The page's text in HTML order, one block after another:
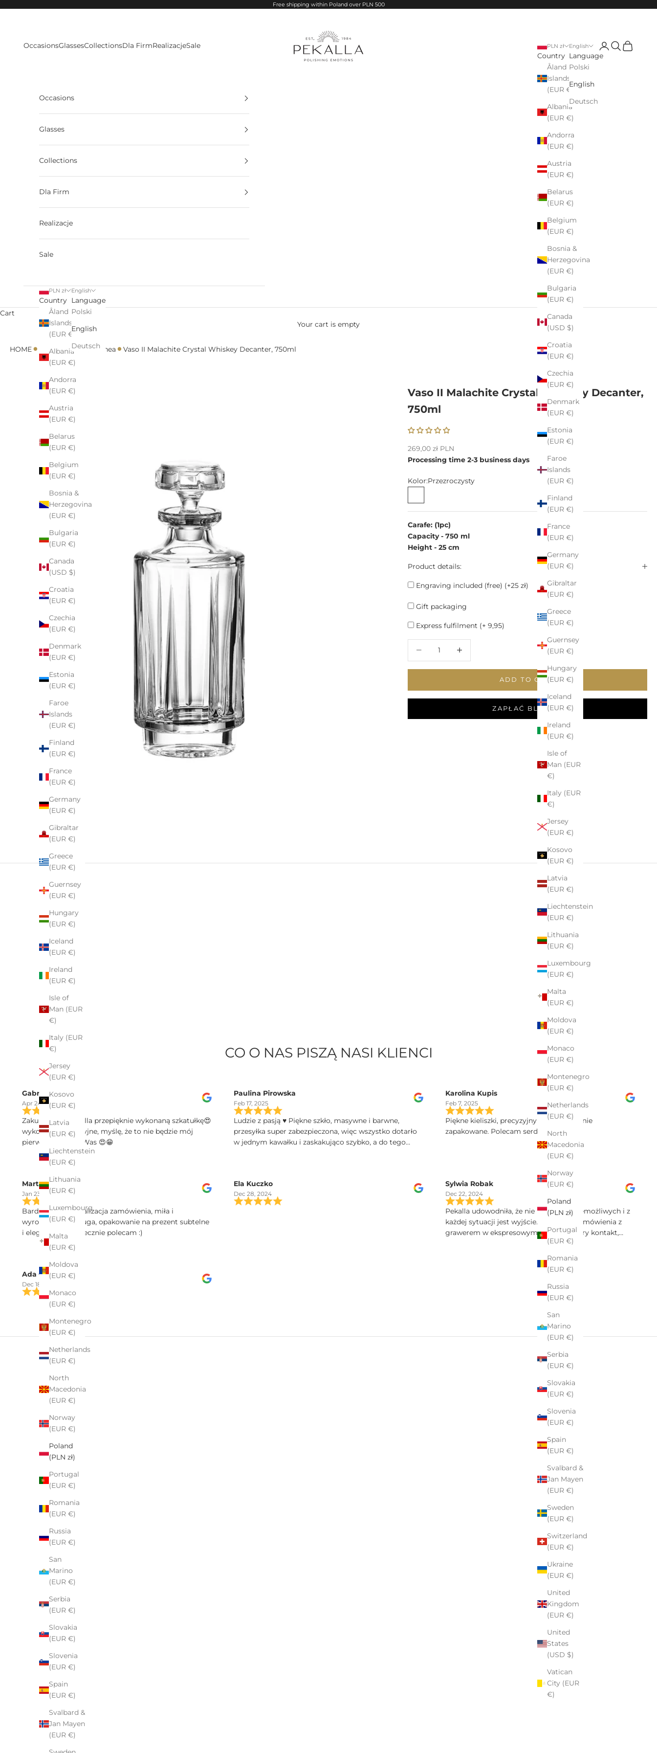
Free shipping within Poland over PLN 500
OccasionsGlassesCollectionsDla FirmRealizacjeSale PLN zł
Country
Åland
Islands
(EUR €)
Albania
(EUR €)
Andorra
(EUR €)
Austria
(EUR €)
Belarus
(EUR €)
Belgium
(EUR €)
Bosnia &
Herzegovina
(EUR €)
Bulgaria
(EUR €)
Canada
(USD $)
Croatia
(EUR €)
Czechia
(EUR €)
Denmark
(EUR €)
Estonia
(EUR €)
Faroe
Islands
(EUR €)
Finland
(EUR €)
France
(EUR €)
Germany
(EUR €)
Gibraltar
(EUR €)
Greece
(EUR €)
Guernsey
(EUR €)
Hungary
(EUR €)
Iceland
(EUR €)
Ireland
(EUR €)
Isle of
Man (EUR
€)
Italy (EUR
€)
Jersey
(EUR €)
Kosovo
(EUR €)
Latvia
(EUR €)
Liechtenstein
(EUR €)
Lithuania
(EUR €)
Luxembourg
(EUR €)
Malta
(EUR €)
Moldova
(EUR €)
Monaco
(EUR €)
Montenegro
(EUR €)
Netherlands
(EUR €)
North
Macedonia
(EUR €)
Norway
(EUR €)
Poland
(PLN zł)
Portugal
(EUR €)
Romania
(EUR €)
Russia
(EUR €)
San
Marino
(EUR €)
Serbia
(EUR €)
Slovakia
(EUR €)
Slovenia
(EUR €)
Spain
(EUR €)
Svalbard &
Jan Mayen
(EUR €)
Sweden
(EUR €)
Switzerland
(EUR €)
Ukraine
(EUR €)
United
Kingdom
(EUR €)
United
States
(USD $)
Vatican
City (EUR
€)
English
Language
Polski
English
Deutsch
LoginSearch
Cart
Occasions
Glasses
Collections
Dla Firm
Realizacje
Sale
PLN zł
Country
Åland
Islands
(EUR €)
Albania
(EUR €)
Andorra
(EUR €)
Austria
(EUR €)
Belarus
(EUR €)
Belgium
(EUR €)
Bosnia &
Herzegovina
(EUR €)
Bulgaria
(EUR €)
Canada
(USD $)
Croatia
(EUR €)
Czechia
(EUR €)
Denmark
(EUR €)
Estonia
(EUR €)
Faroe
Islands
(EUR €)
Finland
(EUR €)
France
(EUR €)
Germany
(EUR €)
Gibraltar
(EUR €)
Greece
(EUR €)
Guernsey
(EUR €)
Hungary
(EUR €)
Iceland
(EUR €)
Ireland
(EUR €)
Isle of
Man (EUR
€)
Italy (EUR
€)
Jersey
(EUR €)
Kosovo
(EUR €)
Latvia
(EUR €)
Liechtenstein
(EUR €)
Lithuania
(EUR €)
Luxembourg
(EUR €)
Malta
(EUR €)
Moldova
(EUR €)
Monaco
(EUR €)
Montenegro
(EUR €)
Netherlands
(EUR €)
North
Macedonia
(EUR €)
Norway
(EUR €)
Poland
(PLN zł)
Portugal
(EUR €)
Romania
(EUR €)
Russia
(EUR €)
San
Marino
(EUR €)
Serbia
(EUR €)
Slovakia
(EUR €)
Slovenia
(EUR €)
Spain
(EUR €)
Svalbard &
Jan Mayen
(EUR €)
English
Language
Polski
English
Deutsch
Cart
Your cart is empty
HOME• •Decanters•Linea • Vaso II Malachite Crystal Whiskey Decanter, 750ml
Vaso II Malachite Crystal Whiskey Decanter,
750ml
Sale price
269,00 zł PLN
Processing time 2-3 business days
Kolor:Przezroczysty
Carafe: (1pc)
Capacity - 750 ml
Height - 25 cm
Product details:
Engraving included (free) (+25 zł)
Gift packaging
Express fulfilment (+ 9,95)
ADD TO CART
ZAPŁAĆ BLIKIEM
CO O NAS PISZĄ NASI KLIENCI
Gabriela Motyka
Apr 24, 2025
Zakupiłam w Pekalla przepięknie wykonaną szkatułkę😍
wykonanie precyzyjne, myślę, że to nie będzie mój
pierwszy zakup u Was 😍😁
Paulina Pirowska
Feb 17, 2025
Ludzie z pasją ♥️ Piękne szkło, masywne i barwne,
przesyłka super zabezpieczona, więc wszystko dotarło
w jednym kawałku i zaskakująco szybko, a do tego
Karolina Kupis
Feb 7, 2025
Piękne kieliszki, precyzyjny grawer, idealnie
zapakowane. Polecam serdecznie
Marta Sałek
Jan 23, 2025
Bardzo spawna realizacja zamówienia, miła i
wyrozumiała obsługa, opakowanie na prezent subtelne
i eleganckie - serdecznie polecam :)
Ela Kuczko
Dec 28, 2024
Sylwia Robak
Dec 22, 2024
Pekalla udowodniła, że nie ma rzeczy niemożliwych i z
każdej sytuacji jest wyjście. Realizacja zamówienia z
grawerem w ekspresowym tempie. Dobry kontakt,
szybka przesyłka, a kieliszki Iris sa poprostu przepiekne!
Ada Ch
Dec 18, 2024
Polecam zakupy w firmie Pekalla. Profesjonalna
Ekspresowa wysyłka. Zamówienie po opłaceniu
następnego dnia dotarło. Bardzo wysoka jakość
– rodzinnej manufaktury szkła i kryształu z ponad
personalizowane szkło i kryształ,
Pekalla powstała z potrzeby tworzenia z sercem. Wierzę, że przedmioty, które noszą
osobisty znak – imię, datę, dedykację – mają większą moc. Pomagamy naszym
Z radością pomogę Ci stworzyć coś naprawdę wyjątkowego.